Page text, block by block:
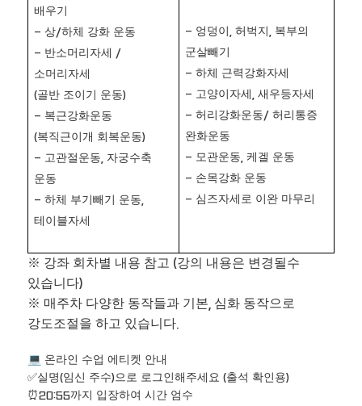
배우기
- 상/하체 강화 운동
- 반소머리자세 /
소머리자세
(골반 조이기 운동)
- 복근강화운동
(복직근이개 회복운동)
- 고관절운동, 자궁수축
운동
- 하체 부기빼기 운동,
테이블자세
- 엉덩이 , 허벅지 , 복부의
군살빼기
- 하체 근력강화자세
- 고양이자세 , 새우등자세
- 허리강화운동/ 허리통증
완화운동
- 모관운동, 케겔 운동
- 손목강화 운동
- 심즈자세로 이완 마무리
※ 강좌 회차별 내용 참고 (강의 내용은 변경될수
있습니다)
※ 매주차 다양한 동작들과 기본, 심화 동작으로
강도조절을 하고 있습니다.
💻 온라인 수업 에티켓 안내
✅실명(임신 주수)으로 로그인해주세요 (출석 확인용)
⏰20:55까지 입장하여 시간 엄수